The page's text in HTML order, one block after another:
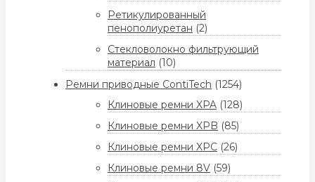
Ретикулированный
пенополиуретан (2)
Стекловолокно фильтрующий
материал (10)
Ремни приводные ContiTech (1254)
Клиновые ремни XPA (128)
Клиновые ремни XPB (85)
Клиновые ремни XPC (26)
Клиновые ремни 8V (59)